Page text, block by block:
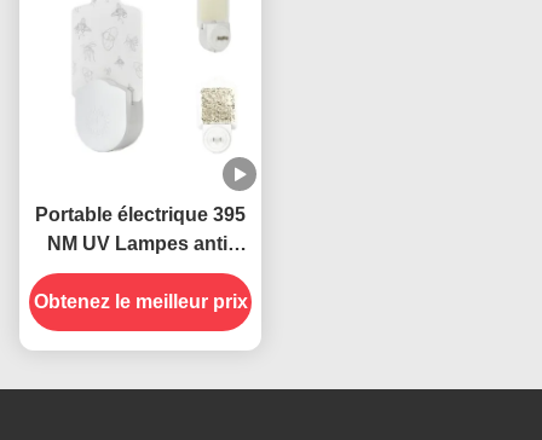
Portable électrique 395
NM UV Lampes anti-
moustiques Insectes
volants
Obtenez le meilleur prix